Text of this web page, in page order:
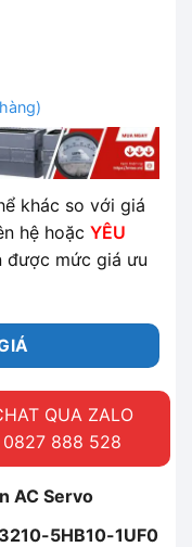
khác so với giá
hệ hoặc YÊU
được mức giá ưu
QUA ZALO
0827 888 528
AC Servo
5HB10-1UF0